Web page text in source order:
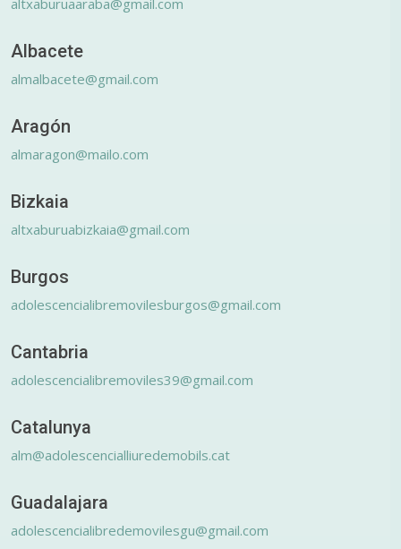
Albacete
almalbacete@gmail.com
Aragón
almaragon@mailo.com
Bizkaia
altxaburuabizkaia@gmail.com
Burgos
adolescencialibremovilesburgos@gmail.com
Cantabria
adolescencialibremoviles39@gmail.com
Catalunya
alm@adolescencialliuredemobils.cat
Guadalajara
adolescencialibredemovilesgu@gmail.com